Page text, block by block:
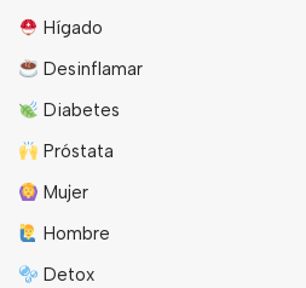
Hígado
Desinflamar
Diabetes
Próstata
Mujer
Hombre
Detox